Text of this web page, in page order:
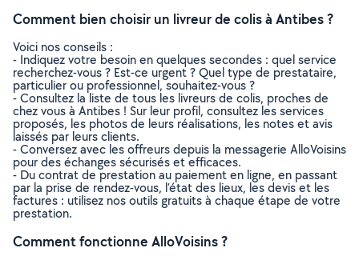
Comment bien choisir un livreur de colis à Antibes ?
Voici nos conseils :
- Indiquez votre besoin en quelques secondes : quel service
recherchez-vous ? Est-ce urgent ? Quel type de prestataire,
particulier ou professionnel, souhaitez-vous ?
- Consultez la liste de tous les livreurs de colis, proches de
chez vous à Antibes ! Sur leur profil, consultez les services
proposés, les photos de leurs réalisations, les notes et avis
laissés par leurs clients.
- Conversez avec les offreurs depuis la messagerie AlloVoisins
pour des échanges sécurisés et efficaces.
- Du contrat de prestation au paiement en ligne, en passant
par la prise de rendez-vous, l’état des lieux, les devis et les
factures : utilisez nos outils gratuits à chaque étape de votre
prestation.
Comment fonctionne AlloVoisins ?